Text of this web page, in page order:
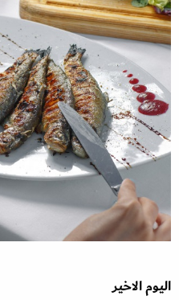
اليوم الاخير